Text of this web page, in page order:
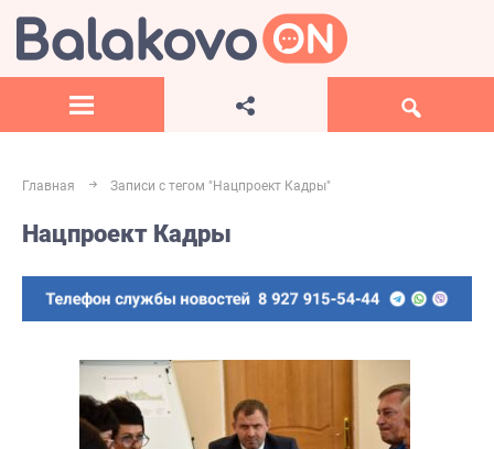
Главная Записи с тегом "Нацпроект Кадры"
Нацпроект Кадры